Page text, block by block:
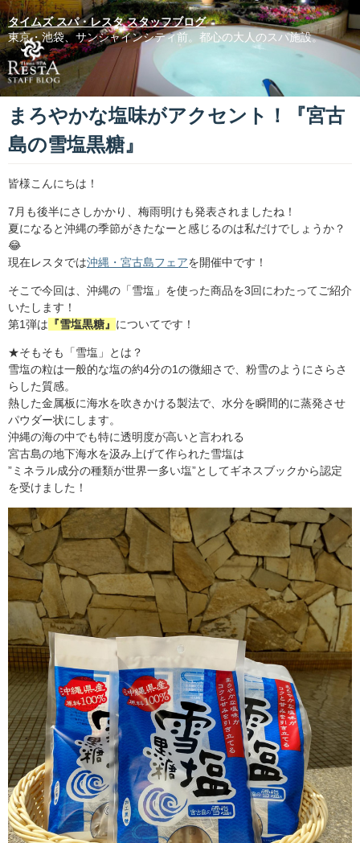
タイムズ スパ・レスタ スタッフブログ
東京・池袋、サンシャインシティ前。都心の大人のスパ施設。
まろやかな塩味がアクセント！『宮古
島の雪塩黒糖』
皆様こんにちは！
7月も後半にさしかかり、梅雨明けも発表されましたね！
夏になると沖縄の季節がきたなーと感じるのは私だけでしょうか？
😂
現在レスタでは沖縄・宮古島フェアを開催中です！
そこで今回は、沖縄の「雪塩」を使った商品を3回にわたってご紹介
いたします！
第1弾は 『雪塩黒糖』 についてです！
★そもそも「雪塩」とは？
雪塩の粒は一般的な塩の約4分の1の微細さで、粉雪のようにさらさ
らした質感。
熱した金属板に海水を吹きかける製法で、水分を瞬間的に蒸発させ
パウダー状にします。
沖縄の海の中でも特に透明度が高いと言われる
宮古島の地下海水を汲み上げて作られた雪塩は
”ミネラル成分の種類が世界一多い塩”としてギネスブックから認定
を受けました！